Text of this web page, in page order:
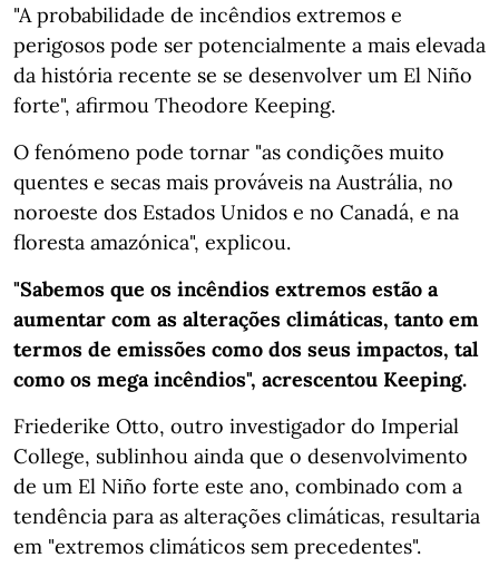
"A probabilidade de incêndios extremos e
perigosos pode ser potencialmente a mais elevada
da história recente se se desenvolver um El Niño
forte", afirmou Theodore Keeping.
O fenómeno pode tornar "as condições muito
quentes e secas mais prováveis na Austrália, no
noroeste dos Estados Unidos e no Canadá, e na
floresta amazónica", explicou.
"Sabemos que os incêndios extremos estão a
aumentar com as alterações climáticas, tanto em
termos de emissões como dos seus impactos, tal
como os mega incêndios", acrescentou Keeping.
Friederike Otto, outro investigador do Imperial
College, sublinhou ainda que o desenvolvimento
de um El Niño forte este ano, combinado com a
tendência para as alterações climáticas, resultaria
em "extremos climáticos sem precedentes".